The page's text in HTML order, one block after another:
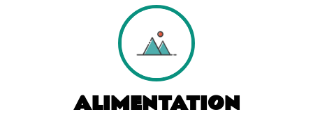
ALIMENTATION